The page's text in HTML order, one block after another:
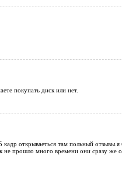
покупать диск или нет.
открываеться там польный
не прошло много времени они сразу же